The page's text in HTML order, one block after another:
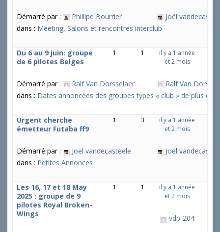
Démarré par :
Phillipe Bourrier
dans : Meeting, Salons et rencontres interclub
Joël
Du 6 au 9 juin: groupe
de 6 pilotes Belges
Démarré par :
Ralf Van Dorsselaer
dans : Dates annoncées des groupes types « club » de plus de
1 1
il y a 1 année
et 2 mois
Ralf Van
Urgent cherche
émetteur Futaba ff9
Démarré par :
Joël vandecasteele
dans : Petites Annonces
1 3
il y a 1 année
et 2 mois
Joël
Les 16, 17 et 18 May
2025 : groupe de 9
pilotes Royal Broken-
Wings
1 1
il y a 1 année
et 2 mois
vdp-204